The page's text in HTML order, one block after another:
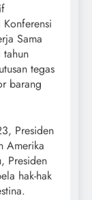
Sama
tahun
tegas
barang
Presiden
Amerika
Presiden
hak-hak